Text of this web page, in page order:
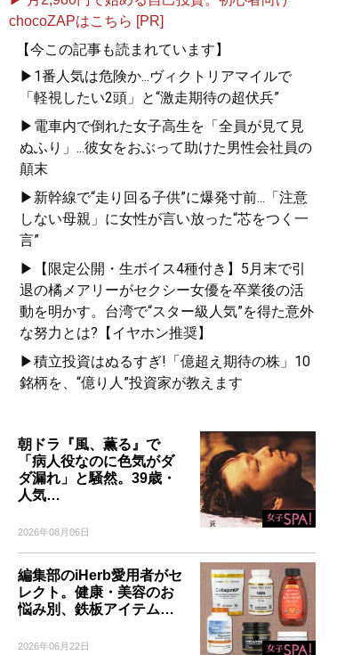
chocoZAPはこちら [PR]
【今この記事も読まれています】
▶1番人気は危険か...ヴィクトリアマイルで
「軽視したい2頭」と“激走期待の超伏兵”
▶電車内で倒れた女子高生を「全員が見て見
ぬふり」...彼女をおぶって助けた男性会社員の
顛末
▶新幹線で“走り回る子供”に爆発寸前...「注意
しない母親」に女性が言い放った“芯をつく一
言”
▶【限定公開・生ボイス4種付き】5月末で引
退の橘メアリーがセクシー女優を卒業後の活
動を明かす。台湾で“スター級人気”を得た意外
な努力とは?【イヤホン推奨】
▶積立投資はぬるすぎ!「億超え期待の株」10
銘柄を、“億り人”投資家が教えます
朝ドラ『風、薫る』で
「病人役なのに色気がダ
ダ漏れ」と騒然。39歳・
人気…
2026年08月06日
編集部のiHerb愛用者がセ
レクト。健康・美容のお
悩み別、鉄板アイテム…
2026年06月22日